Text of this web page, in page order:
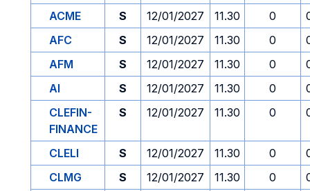
ACME
S 12/01/2027 11.30 0
AFC
S 12/01/2027 11.30 0
AFM
S 12/01/2027 11.30 0
AI
S 12/01/2027 11.30 0
CLEFIN-
FINANCE
S 12/01/2027 11.30 0
CLELI S 12/01/2027 11.30 0
CLMG
S 12/01/2027 11.30 0